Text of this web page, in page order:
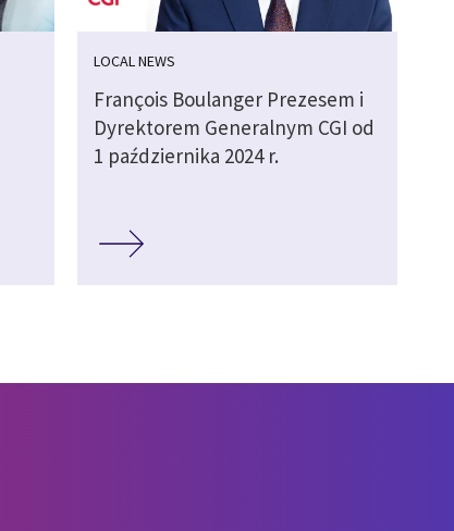
LOCAL NEWS
François Boulanger Prezesem i
Dyrektorem Generalnym CGI od
1 października 2024 r.